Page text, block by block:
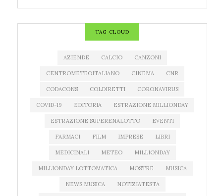
TAG CLOUD
AZIENDE CALCIO CANZONI
CENTROMETEOITALIANO CINEMA CNR
CODACONS COLDIRETTI CORONAVIRUS
COVID-19 EDITORIA ESTRAZIONE MILLIONDAY
ESTRAZIONE SUPERENALOTTO EVENTI
FARMACI FILM IMPRESE LIBRI
MEDICINALI METEO MILLIONDAY
MILLIONDAY LOTTOMATICA MOSTRE MUSICA
NEWS MUSICA NOTIZIATESTA